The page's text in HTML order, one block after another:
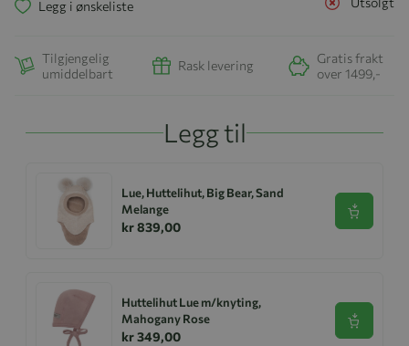
Legg i ønskeliste
Tilgjengelig
umiddelbart
Rask levering
Gratis frakt
over 1499,-
Legg til
Lue, Huttelihut, Big Bear, Sand
Melange
kr 839,00
Se
Huttelihut Lue m/knyting,
Mahogany Rose
kr 349,00
Se